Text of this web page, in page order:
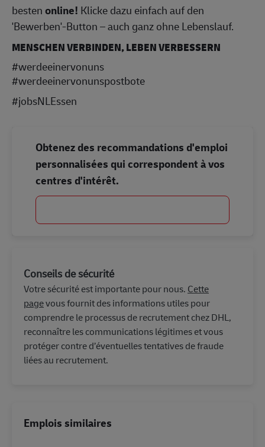
bestenonline! Klicke dazu einfach auf den
'Bewerben'-Button – auch ganz ohne Lebenslauf.
MENSCHEN VERBINDEN, LEBEN VERBESSERN
#werdeeinervonuns
#werdeeinervonunspostbote
#jobsNLEssen
Obtenez des recommandations d'emploi
personnalisées qui correspondent à vos
centres d'intérêt.
Conseils de sécurité
Votre sécurité est importante pour nous. Cette
pagevous fournit des informations utiles pour
comprendre le processus de recrutement chez DHL,
reconnaître les communications légitimes et vous
protéger contre d’éventuelles tentatives de fraude
liées au recrutement.
Emplois similaires